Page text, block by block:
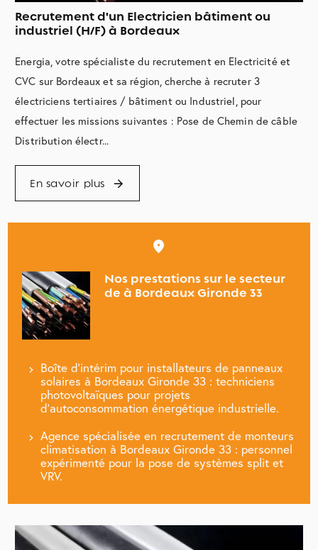
Recrutement d'un Electricien bâtiment ou
industriel (H/F) à Bordeaux
Energia, votre spécialiste du recrutement en Electricité et
CVC sur Bordeaux et sa région, cherche à recruter 3
électriciens tertiaires / bâtiment ou Industriel, pour
effectuer les missions suivantes : Pose de Chemin de câble
Distribution électr...
En savoir plus
Nos prestations sur le secteur
de à Bordeaux Gironde 33
Boîte d'intérim pour installateurs de panneaux
solaires à Bordeaux Gironde 33 : techniciens
photovoltaïques pour projets
d'autoconsommation énergétique industrielle.
Agence spécialisée en recrutement de monteurs
climatisation à Bordeaux Gironde 33 : personnel
expérimenté pour la pose de systèmes split et
VRV.